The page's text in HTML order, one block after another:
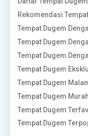
Rekomendasi
Tempat Dugem
Tempat Dugem
Tempat Dugem
Tempat Dugem
Tempat Dugem
Tempat Dugem
Tempat Dugem
Tempat Dugem